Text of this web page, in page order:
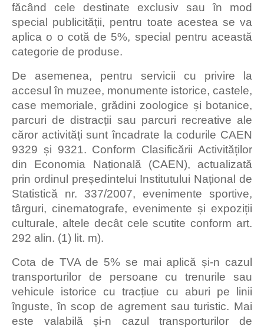
făcând cele destinate exclusiv sau în mod
special publicității, pentru toate acestea se va
aplica o o cotă de 5%, special pentru această
categorie de produse.
De asemenea, pentru servicii cu privire la
accesul în muzee, monumente istorice, castele,
case memoriale, grădini zoologice și botanice,
parcuri de distracții sau parcuri recreative ale
căror activități sunt încadrate la codurile CAEN
9329 și 9321. Conform Clasificării Activităților
din Economia Națională (CAEN), actualizată
prin ordinul președintelui Institutului Național de
Statistică nr. 337/2007, evenimente sportive,
târguri, cinematografe, evenimente și expoziții
culturale, altele decât cele scutite conform art.
292 alin. (1) lit. m).
Cota de TVA de 5% se mai aplică și-n cazul
transporturilor de persoane cu trenurile sau
vehicule istorice cu tracțiue cu aburi pe linii
înguste, în scop de agrement sau turistic. Mai
este valabilă și-n cazul transporturilor de